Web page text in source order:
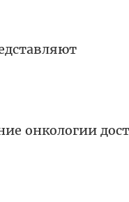
онкологии